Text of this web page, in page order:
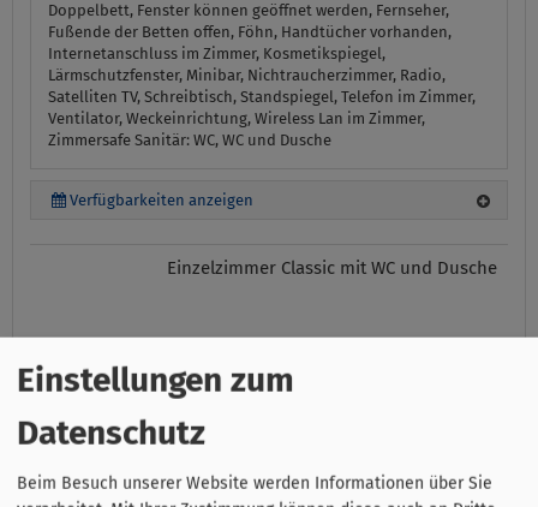
Doppelbett, Fenster können geöffnet werden, Fernseher,
Fußende der Betten offen, Föhn, Handtücher vorhanden,
Internetanschluss im Zimmer, Kosmetikspiegel,
Lärmschutzfenster, Minibar, Nichtraucherzimmer, Radio,
Satelliten TV, Schreibtisch, Standspiegel, Telefon im Zimmer,
Ventilator, Weckeinrichtung, Wireless Lan im Zimmer,
Zimmersafe Sanitär: WC, WC und Dusche
Verfügbarkeiten anzeigen
Einzelzimmer Classic mit WC und Dusche
Einstellungen zum
Datenschutz
Beim Besuch unserer Website werden Informationen über Sie